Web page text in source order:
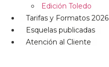
Edición Toledo
Tarifas y Formatos 2026
Esquelas publicadas
Atención al Cliente